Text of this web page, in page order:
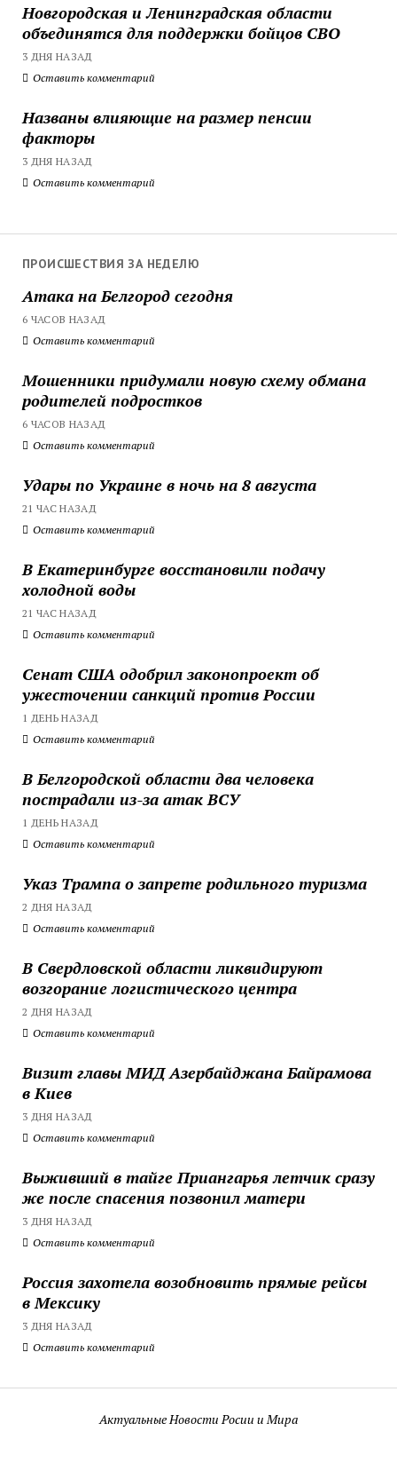
Новгородская и Ленинградская области
объединятся для поддержки бойцов СВО
3 ДНЯ НАЗАД
Оставить комментарий
Названы влияющие на размер пенсии
факторы
3 ДНЯ НАЗАД
Оставить комментарий
ПРОИСШЕСТВИЯ ЗА НЕДЕЛЮ
Атака на Белгород сегодня
6 ЧАСОВ НАЗАД
Оставить комментарий
Мошенники придумали новую схему обмана
родителей подростков
6 ЧАСОВ НАЗАД
Оставить комментарий
Удары по Украине в ночь на 8 августа
21 ЧАС НАЗАД
Оставить комментарий
В Екатеринбурге восстановили подачу
холодной воды
21 ЧАС НАЗАД
Оставить комментарий
Сенат США одобрил законопроект об
ужесточении санкций против России
1 ДЕНЬ НАЗАД
Оставить комментарий
В Белгородской области два человека
пострадали из-за атак ВСУ
1 ДЕНЬ НАЗАД
Оставить комментарий
Указ Трампа о запрете родильного туризма
2 ДНЯ НАЗАД
Оставить комментарий
В Свердловской области ликвидируют
возгорание логистического центра
2 ДНЯ НАЗАД
Оставить комментарий
Визит главы МИД Азербайджана Байрамова
в Киев
3 ДНЯ НАЗАД
Оставить комментарий
Выживший в тайге Приангарья летчик сразу
же после спасения позвонил матери
3 ДНЯ НАЗАД
Оставить комментарий
Россия захотела возобновить прямые рейсы
в Мексику
3 ДНЯ НАЗАД
Оставить комментарий
Актуальные Новости Росии и Мира